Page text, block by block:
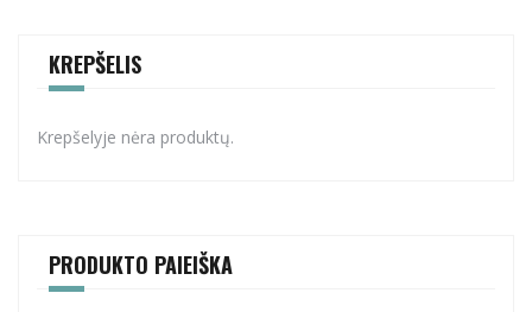
KREPŠELIS
Krepšelyje nėra produktų.
PRODUKTO PAIEIŠKA